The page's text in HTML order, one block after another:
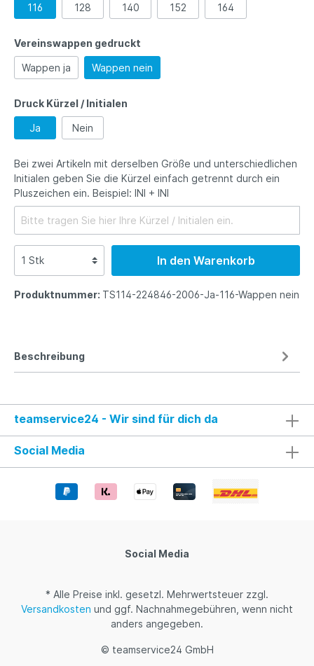
116 128 140 152 164
Vereinswappen gedruckt
Wappen ja Wappen nein
Druck Kürzel / Initialen
Ja Nein
Bei zwei Artikeln mit derselben Größe und unterschiedlichen
Initialen geben Sie die Kürzel einfach getrennt durch ein
Pluszeichen ein. Beispiel: INI + INI
In den Warenkorb
Produktnummer: TS114-224846-2006-Ja-116-Wappen nein
Beschreibung
teamservice24 - Wir sind für dich da
Social Media
Social Media
* Alle Preise inkl. gesetzl. Mehrwertsteuer zzgl.
Versandkosten und ggf. Nachnahmegebühren, wenn nicht
anders angegeben.
© teamservice24 GmbH